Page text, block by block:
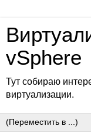
vSphere
Тут собираю
виртуализации.